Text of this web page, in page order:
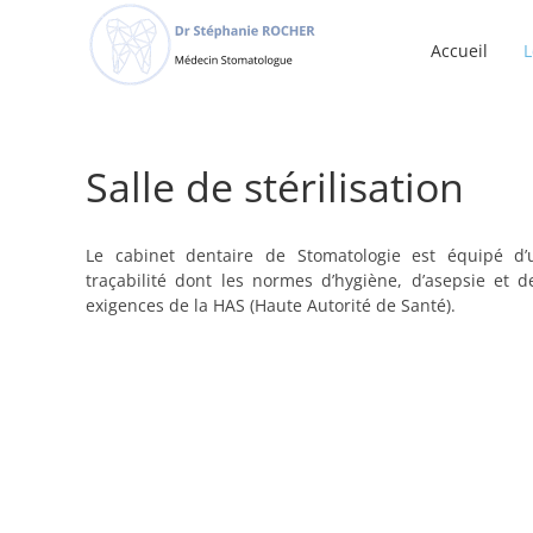
Accueil
Salle de stérilisation
Le cabinet dentaire de Stomatologie est équipé
traçabilité dont les normes d’hygiène, d’asepsie et
exigences de la HAS (Haute Autorité de Santé).